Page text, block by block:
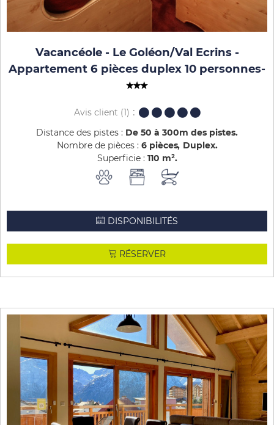
Vacancéole - Le Goléon/Val Ecrins -
Appartement 6 pièces duplex 10 personnes-
Avis client (1)
Distance des pistes : De 50 à 300m des pistes
Nombre de pièces : 6 pièces Duplex
Superficie : 110 m²
DISPONIBILITÉS
RÉSERVER